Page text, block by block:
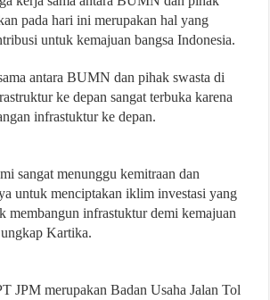
pada hari ini merupakan hal yang
untuk kemajuan bangsa Indonesia.
antara BUMN dan pihak swasta di
ke depan sangat terbuka karena
infrastuktur ke depan.
sangat menunggu kemitraan dan
untuk menciptakan iklim investasi yang
membangun infrastuktur demi kemajuan
Kartika.
JPM merupakan Badan Usaha Jalan Tol